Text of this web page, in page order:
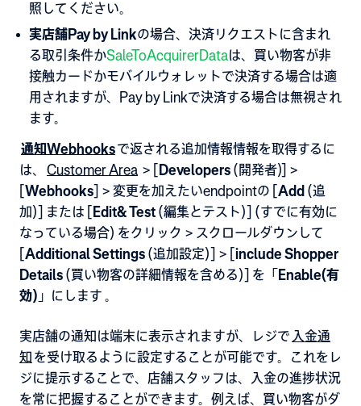
照してください
実店舗Pay by Linkの場合、決済リクエストに含まれ
る取引条件かSaleToAcquirerDataは、買い物客が非
接触カードかモバイルウォレットで決済する場合は適
用されますが、Pay by Linkで決済する場合は無視され
ます。
通知Webhooksで返される追加情報情報を取得するに
は、
Customer Area > [ Developers (開発者)] >
Webhooks ] > 変更を加えたいendpointの [ Add (追
加)] または [
Edit& Test (編集とテスト)] (すでに有効に
なっている場合) をクリック > スクロールダウンして
Additional Settings (追加設定)] > [ include Shopper
Details (買い物客の詳細情報を含める)] を「 Enable(有
効) 」にします
実店舗の通知は端末に表示されますが、レジで 入金通
知 を受け取るように設定することが可能です 。これをレ
ジに提示することで、店舗スタッフは、入金の進捗状況
を常に把握することができます。例えば、買い物客がダ